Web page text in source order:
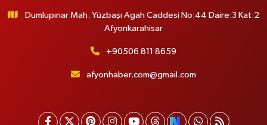
Dumlupınar Mah. Yüzbaşı Agah Caddesi No:44 Daire:3 Kat:2
Afyonkarahisar
+90506 811 8659
afyonhaber.com@gmail.com